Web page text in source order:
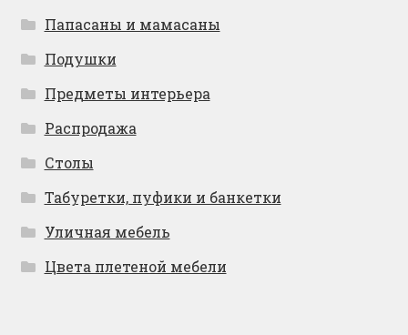
Папасаны и мамасаны
Подушки
Предметы интерьера
Распродажа
Столы
Табуретки, пуфики и банкетки
Уличная мебель
Цвета плетеной мебели